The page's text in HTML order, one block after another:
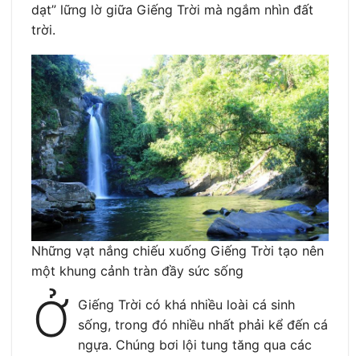
dạt” lững lờ giữa Giếng Trời mà ngắm nhìn đất
trời.
Những vạt nắng chiếu xuống Giếng Trời tạo nên
một khung cảnh tràn đầy sức sống
Ở Giếng Trời có khá nhiều loài cá sinh
sống, trong đó nhiều nhất phải kể đến cá
ngựa. Chúng bơi lội tung tăng qua các